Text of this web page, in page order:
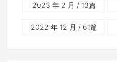
2023 年 2 月 / 13篇
2022 年 12 月 / 61篇